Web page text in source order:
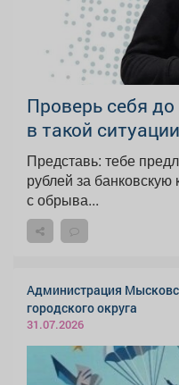
Проверь себя
в такой ситуации
Представь: тебе
рублей за банковскую
с обрыва...
Администрация
городского округа
31.07.2026